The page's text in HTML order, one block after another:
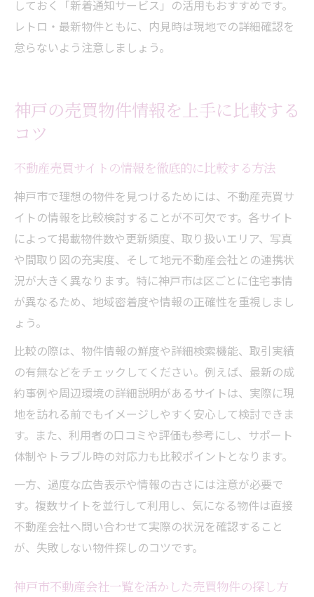
しておく「新着通知サービス」の活用もおすすめです。
レトロ・最新物件ともに、内見時は現地での詳細確認を
怠らないよう注意しましょう。
神戸の売買物件情報を上手に比較する
コツ
不動産売買サイトの情報を徹底的に比較する方法
神戸市で理想の物件を見つけるためには、不動産売買サ
イトの情報を比較検討することが不可欠です。各サイト
によって掲載物件数や更新頻度、取り扱いエリア、写真
や間取り図の充実度、そして地元不動産会社との連携状
況が大きく異なります。特に神戸市は区ごとに住宅事情
が異なるため、地域密着度や情報の正確性を重視しまし
ょう。
比較の際は、物件情報の鮮度や詳細検索機能、取引実績
の有無などをチェックしてください。例えば、最新の成
約事例や周辺環境の詳細説明があるサイトは、実際に現
地を訪れる前でもイメージしやすく安心して検討できま
す。また、利用者の口コミや評価も参考にし、サポート
体制やトラブル時の対応力も比較ポイントとなります。
一方、過度な広告表示や情報の古さには注意が必要で
す。複数サイトを並行して利用し、気になる物件は直接
不動産会社へ問い合わせて実際の状況を確認すること
が、失敗しない物件探しのコツです。
神戸市不動産会社一覧を活かした売買物件の探し方